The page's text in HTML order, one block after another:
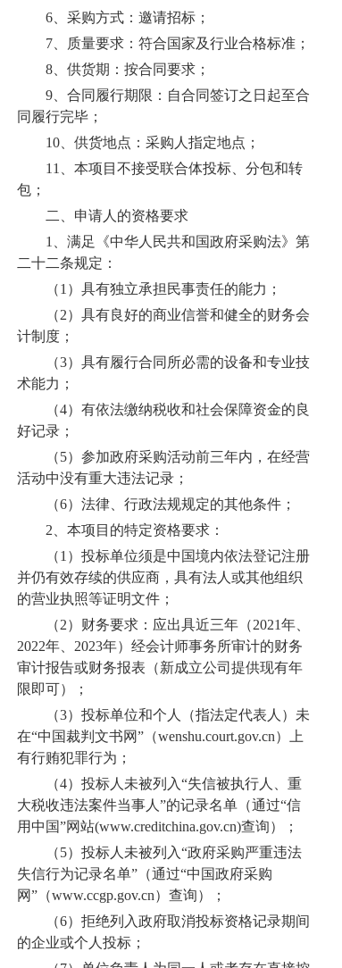
6、采购方式：邀请招标；
7、质量要求：符合国家及行业合格标准；
8、供货期：按合同要求；
9、合同履行期限：自合同签订之日起至合
同履行完毕；
10、供货地点：采购人指定地点；
11、本项目不接受联合体投标、分包和转
包；
二、申请人的资格要求
1、满足《中华人民共和国政府采购法》第
二十二条规定：
（1）具有独立承担民事责任的能力；
（2）具有良好的商业信誉和健全的财务会
计制度；
（3）具有履行合同所必需的设备和专业技
术能力；
（4）有依法缴纳税收和社会保障资金的良
好记录；
（5）参加政府采购活动前三年内，在经营
活动中没有重大违法记录；
（6）法律、行政法规规定的其他条件；
2、本项目的特定资格要求：
（1）投标单位须是中国境内依法登记注册
并仍有效存续的供应商，具有法人或其他组织
的营业执照等证明文件；
（2）财务要求：应出具近三年（2021年、
2022年、2023年）经会计师事务所审计的财务
审计报告或财务报表（新成立公司提供现有年
限即可）；
（3）投标单位和个人（指法定代表人）未
在“中国裁判文书网”（wenshu.court.gov.cn）上
有行贿犯罪行为；
（4）投标人未被列入“失信被执行人、重
大税收违法案件当事人”的记录名单（通过“信
用中国”网站(www.creditchina.gov.cn)查询）；
（5）投标人未被列入“政府采购严重违法
失信行为记录名单”（通过“中国政府采购
网”（www.ccgp.gov.cn）查询）；
（6）拒绝列入政府取消投标资格记录期间
的企业或个人投标；